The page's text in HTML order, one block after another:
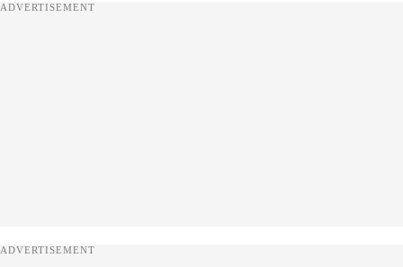
ADVERTISEMENT
ADVERTISEMENT